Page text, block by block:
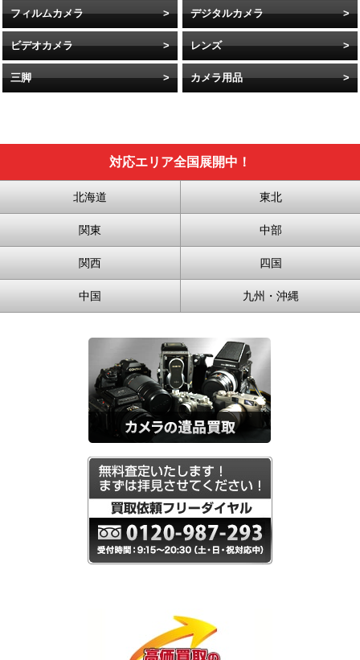
フィルムカメラ デジタルカメラ
ビデオカメラ レンズ
三脚 カメラ用品
対応エリア全国展開中！
北海道 東北
関東 中部
関西 四国
中国 九州・沖縄